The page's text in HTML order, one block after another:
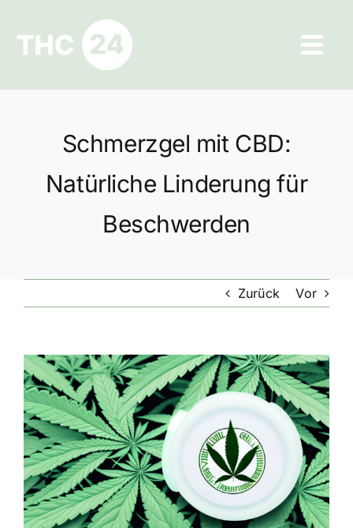
springen
Ratgeber
Hilfe und Kontakt
Datenschutz
Schmerzgel mit CBD:
Natürliche Linderung für
Beschwerden
Zurück Vor
Zeige
grösseres
Bild